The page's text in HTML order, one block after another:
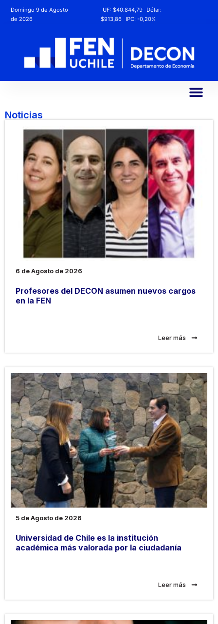
Domingo 9 de Agosto
de 2026
UF:$40.844,79
Dólar:
$913,86
IPC:-0,20%
Noticias
6 de Agosto de 2026
Profesores del DECON asumen nuevos cargos
en la FEN
Leer más
5 de Agosto de 2026
Universidad de Chile es la institución
académica más valorada por la ciudadanía
Leer más